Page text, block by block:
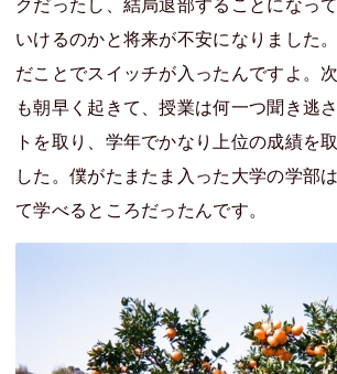
いけるのかと将来が不安になりました
だことでスイッチが入ったんですよ。
も朝早く起きて、授業は何一つ聞き逃
トを取り、学年でかなり上位の成績を
した。僕がたまたま入った大学の学部
て学べるところだったんです。